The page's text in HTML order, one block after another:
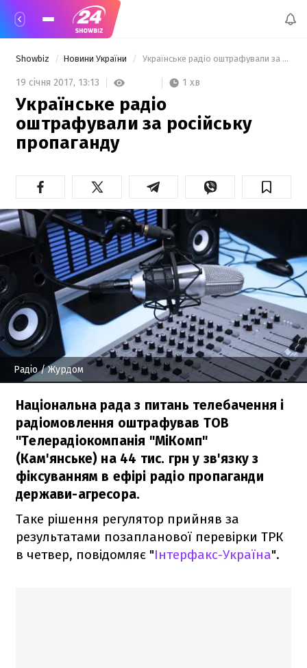
Showbiz Новини України Українське радіо оштрафували за російську пропаганду
19 січня 2017, 13:13 1 хв
Українське радіо
оштрафували за російську
пропаганду
Радіо/ Журдом
Національна рада з питань телебачення і
радіомовлення оштрафував ТОВ
"Телерадіокомпанія "МіКомп"
(Кам'янське) на 44 тис. грн у зв'язку з
фіксуванням в ефірі радіо пропаганди
держави-агресора.
Таке рішення регулятор прийняв за
результатами позапланової перевірки ТРК
в четвер, повідомляє "Інтерфакс-Україна".